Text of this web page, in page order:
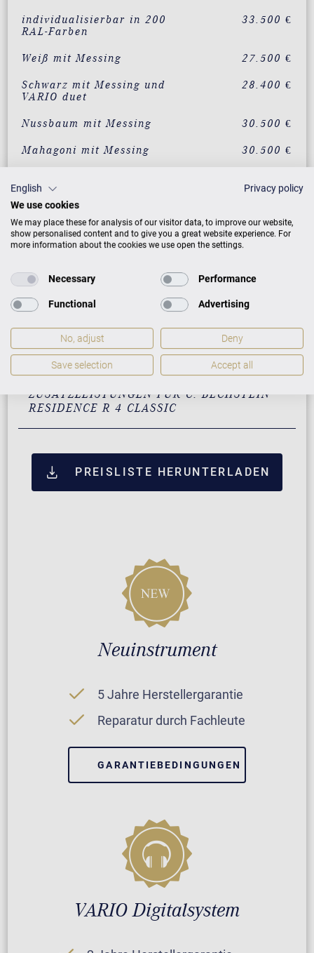
individualisierbar in 200
RAL-Farben
33.500 €
Weiß mit Messing 27.500 €
Schwarz mit Messing und
VARIO duet
28.400 €
Nussbaum mit Messing 30.500 €
Mahagoni mit Messing 30.500 €
Wurzelnussbaum mit
Vavona mit Messing 33.500 €
Santos Palisander mit
Messing
Pyramidenmahagoni mit
Messing
33.500 €
ZUSATZLEISTUNGEN FÜR C. BECHSTEIN
RESIDENCE R 4 CLASSIC
PREISLISTE HERUNTERLADEN
Neuinstrument
5 Jahre Herstellergarantie
Reparatur durch Fachleute
GARANTIEBEDINGUNGEN
VARIO Digitalsystem
English
Privacy policy
We use cookies
We may place these for analysis of our visitor data, to improve our website,
show personalised content and to give you a great website experience. For
more information about the cookies we use open the settings.
Necessary Performance
Functional Advertising
No, adjust Deny
Save selection Accept all